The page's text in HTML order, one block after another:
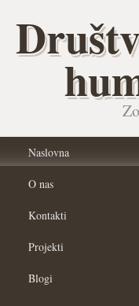
Naslovna
O nas
Kontakti
Projekti
Blogi